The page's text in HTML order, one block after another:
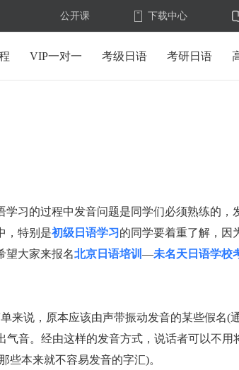
公开课 下载中心
VIP一对一 考级日语 考研日语
学习的过程中发音问题是同学们必须熟练的，
，特别是初级日语学习 的同学要着重了解，因
望大家来报名北京日语培训 —未名天日语学校
来说，原本应该由声带振动发音的某些假名(
音。经由这样的发音方式，说话者可以不用
些本来就不容易发音的字汇)。